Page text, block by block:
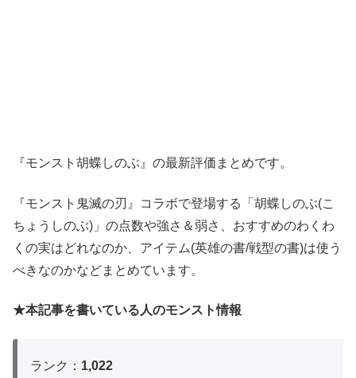
『モンスト胡蝶しのぶ』の最新評価まとめです。
『モンスト鬼滅の刃』コラボで登場する「胡蝶しのぶ(こ
ちょうしのぶ)」の点数や強さ＆弱さ、おすすめのわくわ
くの実はどれなのか、アイテム(英雄の書/戦型の書)は使う
べきなのかなどまとめています。
★本記事を書いている人のモンスト情報
ランク： 1,022